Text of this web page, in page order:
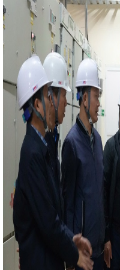
kiện thực hiện chính
tập huấn tuyên truyền Cuộc
Nghi Xuân năm 2023
năng lượng
Hà Tĩnh
đánh giá tình hình KT - XH
trên kênh thủy lợi của Việt
Đảng bộ tỉnh Hà Tĩnh họp
nguồn cung xăng dầu
dự án đường Xô Viết
cờ - triển khai công tác
triển ngành công nghiệp
Hà Tĩnh
Bộ Công
về phát triển chuỗi liên kết
thi "Dân vận khéo" Hà
7 tháng đầu năm 2026
– Trung Quốc
Hà Tĩnh
Minh và các tỉnh, thành phố
Huế về triển khai hoạt động
giả trên môi trường mạng
người tiêu dùng
hợp tác giữa TP Hồ Chí
Hà Tĩnh ước đạt 8,78%,
hỗ trợ, công nghiệp
HĐND tỉnh Hà Tĩnh nhiệm
dự án khởi công, khởi động